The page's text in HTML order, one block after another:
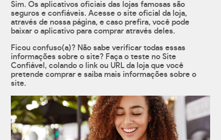
Sim. Os aplicativos oficiais das lojas famosas são
seguros e confiáveis. Acesse o site oficial da loja,
através de nossa página, e caso prefira, você pode
baixar o aplicativo para comprar através deles.
Ficou confuso(a)? Não sabe verificar todas essas
informações sobre o site? Faça o teste no Site
Confiável, colando o link ou URL da loja que você
pretende comprar e saiba mais informações sobre o
site.